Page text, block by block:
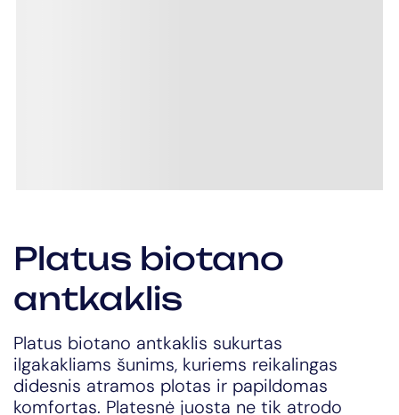
Platus biotano
antkaklis
Platus biotano antkaklis sukurtas
ilgakakliams šunims, kuriems reikalingas
didesnis atramos plotas ir papildomas
komfortas. Platesnė juosta ne tik atrodo